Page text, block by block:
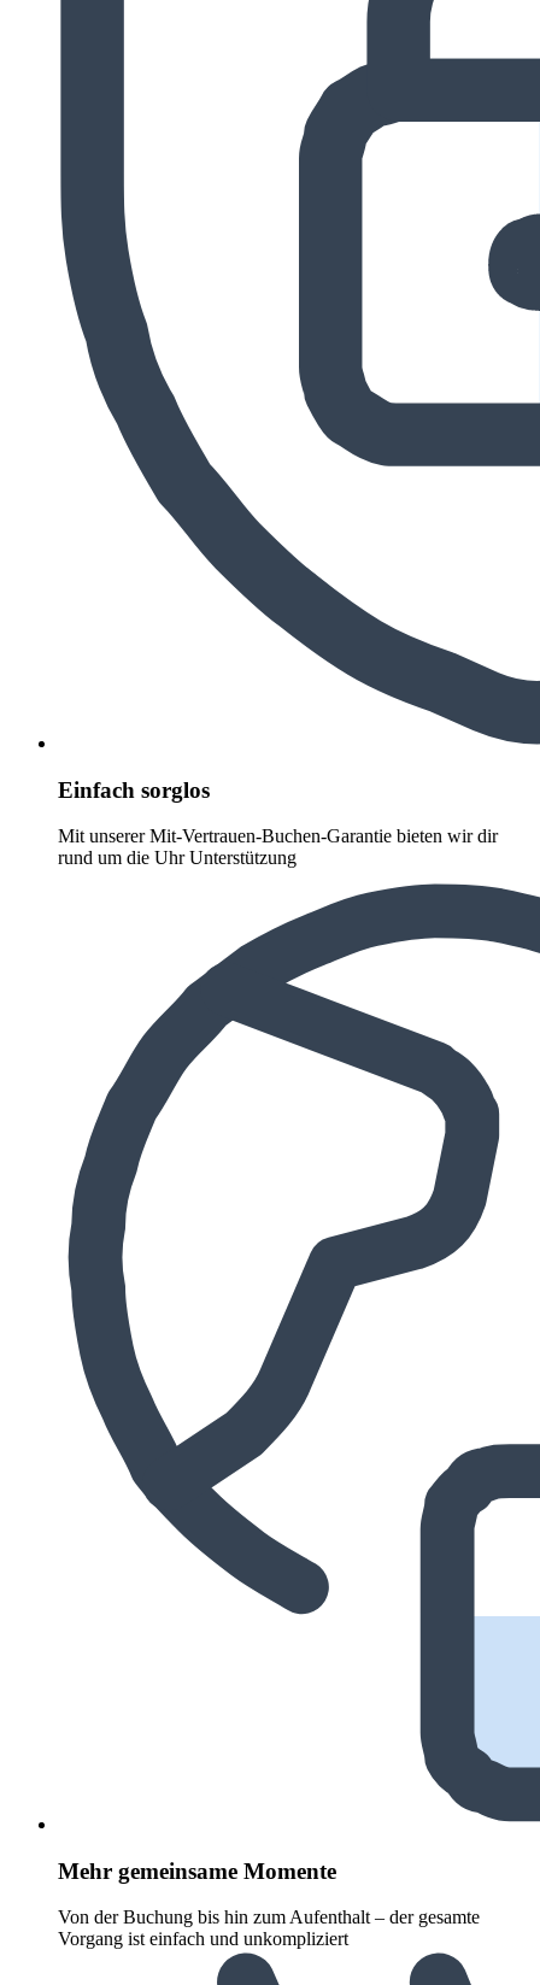
Einfach sorglos
Mit unserer Mit-Vertrauen-Buchen-Garantie bieten wir dir
rund um die Uhr Unterstützung
Mehr gemeinsame Momente
Von der Buchung bis hin zum Aufenthalt – der gesamte
Vorgang ist einfach und unkompliziert